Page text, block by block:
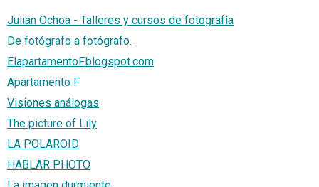
Julian Ochoa - Talleres y cursos de fotografía
De fotógrafo a fotógrafo.
ElapartamentoF.blogspot.com
Apartamento F
Visiones análogas
The picture of Lily
LA POLAROID
HABLAR PHOTO